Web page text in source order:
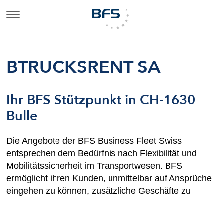
BTRUCKSRENT SA
Ihr BFS Stützpunkt in CH-1630
Bulle
Die Angebote der BFS Business Fleet Swiss
entsprechen dem Bedürfnis nach Flexibilität und
Mobilitätssicherheit im Transportwesen. BFS
ermöglicht ihren Kunden, unmittelbar auf Ansprüche
eingehen zu können, zusätzliche Geschäfte zu